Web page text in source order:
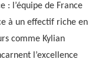
: l’équipe de France
à un effectif riche en
comme Kylian
l’excellence